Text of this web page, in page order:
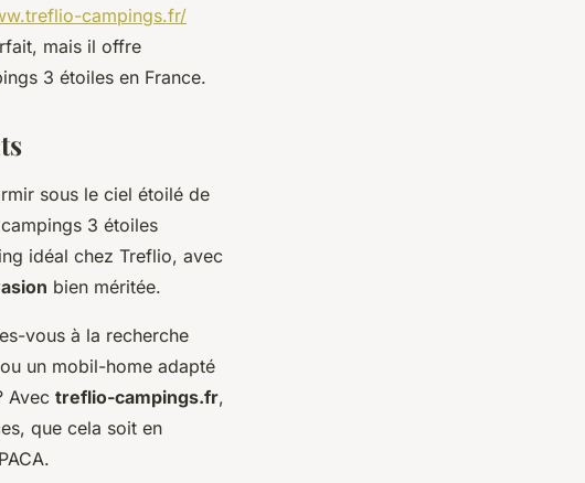
campings.fr/
mais il offre
3 étoiles en France.
sous le ciel étoilé de
3 étoiles
idéal chez Treflio, avec
bien méritée.
vous à la recherche
un mobil-home adapté
Avec treflio-campings.fr,
que cela soit en